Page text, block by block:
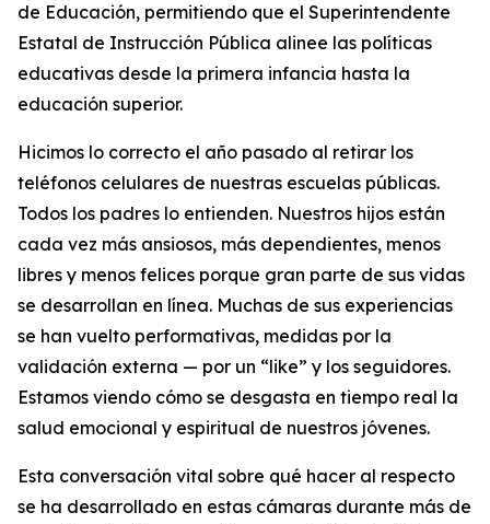
de Educación, permitiendo que el Superintendente
Estatal de Instrucción Pública alinee las políticas
educativas desde la primera infancia hasta la
educación superior.
Hicimos lo correcto el año pasado al retirar los
teléfonos celulares de nuestras escuelas públicas.
Todos los padres lo entienden. Nuestros hijos están
cada vez más ansiosos, más dependientes, menos
libres y menos felices porque gran parte de sus vidas
se desarrollan en línea. Muchas de sus experiencias
se han vuelto performativas, medidas por la
validación externa — por un “like” y los seguidores.
Estamos viendo cómo se desgasta en tiempo real la
salud emocional y espiritual de nuestros jóvenes.
Esta conversación vital sobre qué hacer al respecto
se ha desarrollado en estas cámaras durante más de